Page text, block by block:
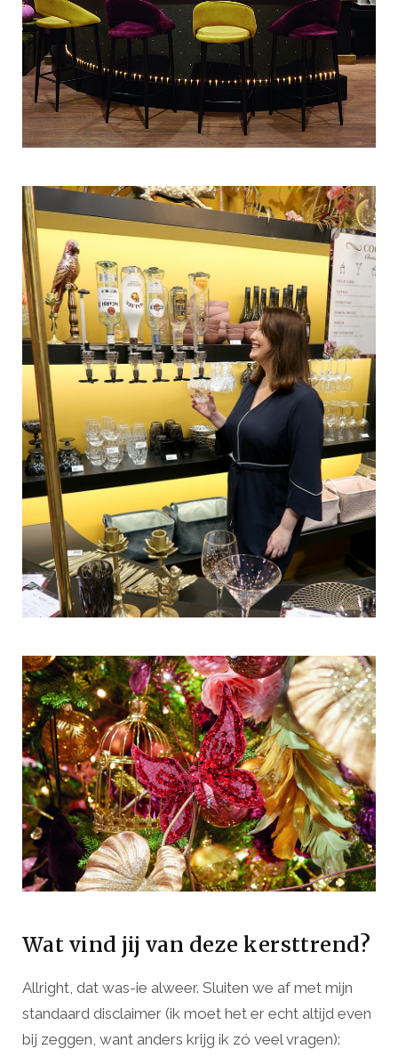
Wat vind jij van deze kersttrend?
Allright, dat was-ie alweer. Sluiten we af met mijn
standaard disclaimer (ik moet het er echt altijd even
bij zeggen, want anders krijg ik zó veel vragen):